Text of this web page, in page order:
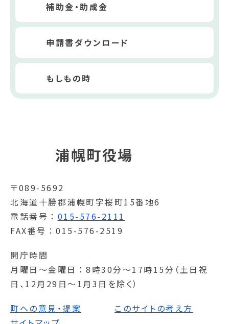
補助金・助成金
申請書ダウンロード
もしもの時
浦幌町役場
〒089-5692
北海道十勝郡浦幌町字桜町15番地6
電話番号
015-576-2111
FAX番号
015-576-2519
開庁時間
月曜日～金曜日
8時30分～17時15分（土日祝
日、12月29日～1月3日を除く）
町への意見・提案
このサイトの考え方